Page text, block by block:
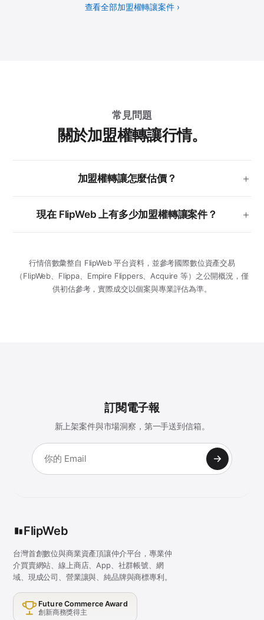
查看全部加盟權轉讓案件 ›
常見問題
關於加盟權轉讓行情。
加盟權轉讓怎麼估價？
現在 FlipWeb 上有多少加盟權轉讓案件？
行情倍數彙整自 FlipWeb 平台資料，並參考國際數位資產交易
（FlipWeb、Flippa、Empire Flippers、Acquire 等）之公開概況，僅
供初估參考，實際成交以個案與專業評估為準。
訂閱電子報
新上架案件與市場洞察，第一手送到信箱。
FlipWeb
台灣首創數位與商業資產頂讓仲介平台，專業仲
介買賣網站、線上商店、App、社群帳號、網
域、現成公司、營業讓與、純品牌與商標專利。
Future Commerce Award
創新商務獎得主